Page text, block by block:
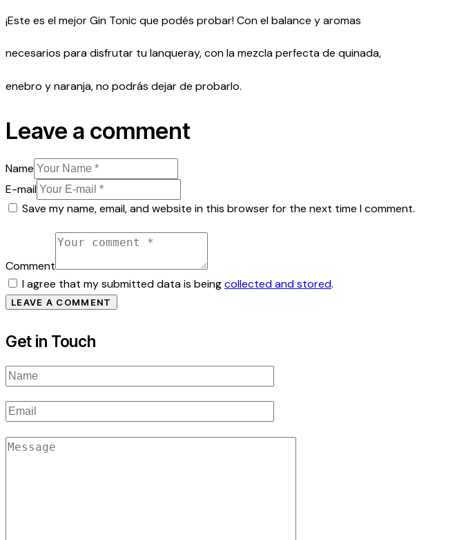
¡Este es el mejor Gin Tonic que podés probar! Con el balance y aromas
necesarios para disfrutar tu lanqueray, con la mezcla perfecta de quinada,
enebro y naranja, no podrás dejar de probarlo.
Leave a comment
Name
E-mail
Save my name, email, and website in this browser for the next time I comment.
Comment
I agree that my submitted data is beingcollected and stored.
Get in Touch